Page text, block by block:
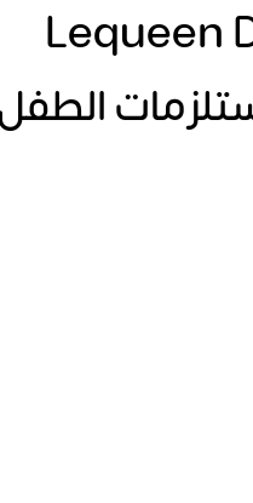
Lequeen
الطفل